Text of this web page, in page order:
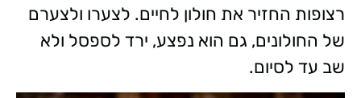
רצופות החזיר את חולון לחיים. לצערו ולצערם
של החולונים, גם הוא נפצע, ירד לספסל ולא
שב עד לסיום.